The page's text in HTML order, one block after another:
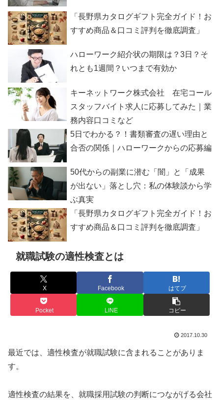
「長野県カタログギフト完全ガイド！お
すすめ商品＆口コミ評判を徹底調査」
ハローワーク紹介状の期限は？3日？そ
れとも1週間？いつまで有効か
キーネットワーク株式会社 在宅コール
スタッフバイト求人に応募してみた｜業
務内容口コミなど
5日でわかる？！書類審査の遅い理由と
合否の関係｜ハローワークからの応募編
50代からの副業に潜む「闇」と「成果
が出ない」落とし穴：私の体験談から学
ぶ真実
「長野県カタログギフト完全ガイド！お
すすめ商品＆口コミ評判を徹底調査」
就職試験の適性検査とは
X Facebook はてブ
Pocket LINE コピー
2017.10.30
最近では、適性検査が就職試験に含まれることがありま
す。
適性検査の結果を、就職採用試験の判断につながげる会社